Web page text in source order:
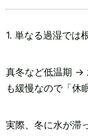
1. 単なる過湿では
真冬など低温期 →
も緩慢なので「休
実際、冬に水が滞